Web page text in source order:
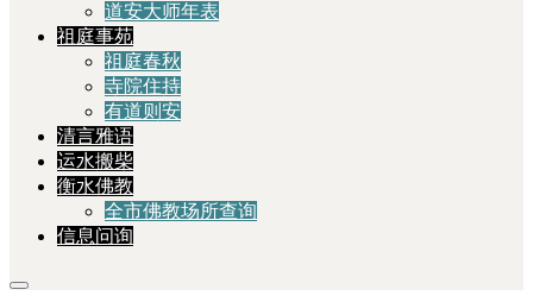
道安大师年表
祖庭事苑
祖庭春秋
寺院住持
有道则安
清言雅语
运水搬柴
衡水佛教
全市佛教场所查询
信息问询